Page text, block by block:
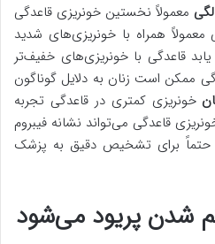
معمولاً نخستین خونریزی قاعدگی
همراه با خونریزی‌های شدید
قاعدگی با خونریزی‌های خفیف‌تر
ممکن است زنان به دلایل گوناگون
خونریزی کمتری در قاعدگی تجربه
قاعدگی می‌تواند نشانه فیبروم
حتماً برای تشخیص دقیق به پزشک
شدن پریود می‌شود